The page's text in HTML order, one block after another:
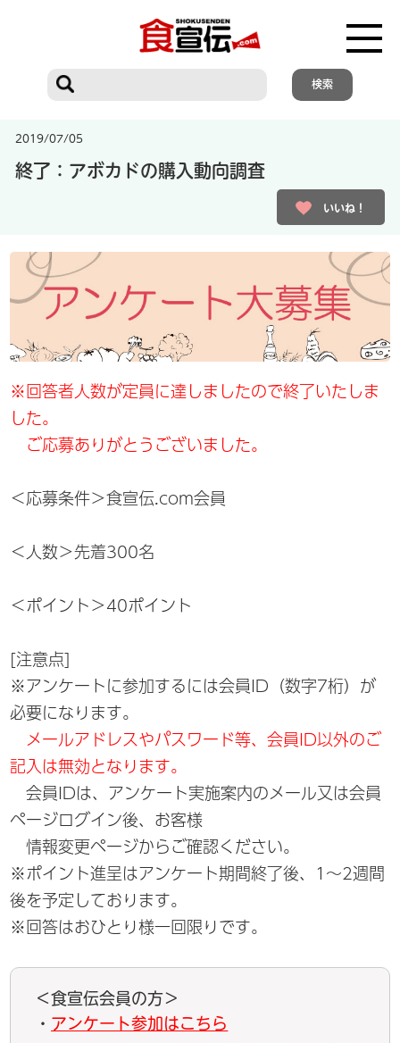
2019/07/05
終了：アボカドの購入動向調査
いいね！
※回答者人数が定員に達しましたので終了いたしま
した。
ご応募ありがとうございました。
＜応募条件＞食宣伝.com会員
＜人数＞先着300名
＜ポイント＞40ポイント
[注意点]
※アンケートに参加するには会員ID（数字7桁）が
必要になります。
メールアドレスやパスワード等、会員ID以外のご
記入は無効となります。
会員IDは、アンケート実施案内のメール又は会員
ページログイン後、お客様
情報変更ページからご確認ください。
※ポイント進呈はアンケート期間終了後、1～2週間
後を予定しております。
※回答はおひとり様一回限りです。
＜食宣伝会員の方＞
・ アンケート参加はこちら